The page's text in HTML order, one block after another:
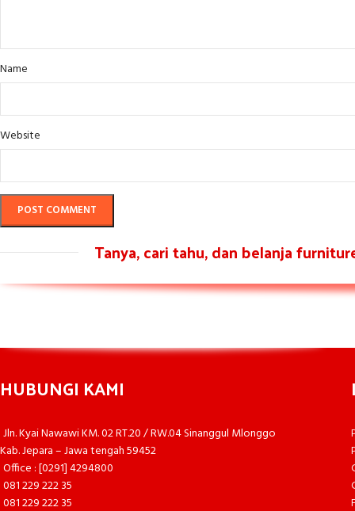
Name
Website
Tanya, cari tahu, dan belanja
HUBUNGI KAMI
Jln. Kyai Nawawi KM. 02 RT.20 / RW.04 Sinanggul Mlonggo
Kab. Jepara – Jawa tengah 59452
Office : [0291] 4294800
081 229 222 35
081 229 222 35